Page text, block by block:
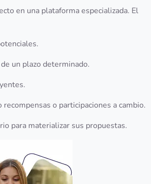
en una plataforma especializada. El
un plazo determinado.
o participaciones a cambio.
para materializar sus propuestas.